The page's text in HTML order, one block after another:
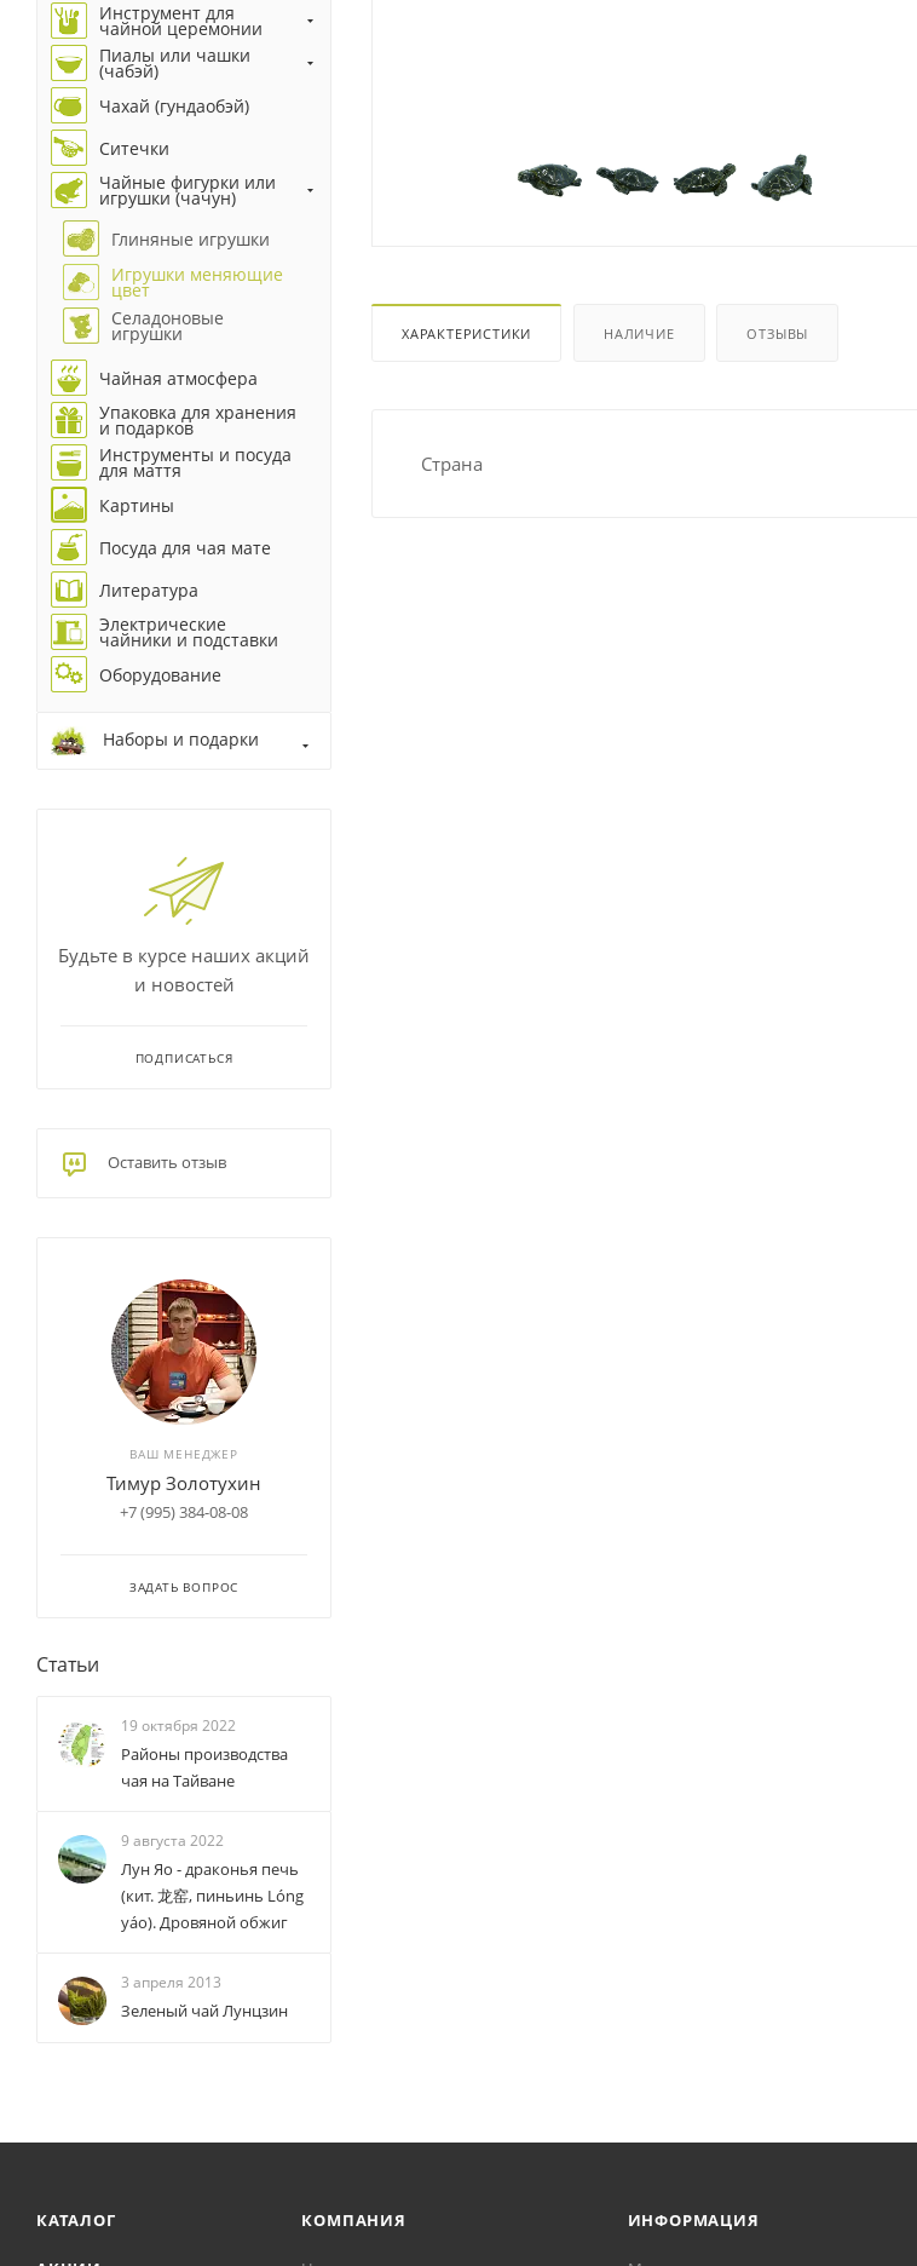
ХАРАКТЕРИСТИКИ НАЛИЧИЕ ОТЗЫВЫ
Страна
Инструмент для
чайной церемонии
Пиалы или чашки
(чабэй)
Чахай (гундаобэй)
Ситечки
Чайные фигурки или
игрушки (чачун)
Глиняные игрушки
Игрушки меняющие
цвет
Селадоновые
игрушки
Чайная атмосфера
Упаковка для хранения
и подарков
Инструменты и посуда
для маття
Картины
Посуда для чая мате
Литература
Электрические
чайники и подставки
Оборудование
Наборы и подарки
Будьте в курсе наших акций
и новостей
ПОДПИСАТЬСЯ
Оставить отзыв
ВАШ МЕНЕДЖЕР
Тимур Золотухин
+7 (995) 384-08-08
ЗАДАТЬ ВОПРОС
Статьи
19 октября 2022
Районы производства
чая на Тайване
9 августа 2022
Лун Яо - драконья печь
(кит. 龙窑, пиньинь Lóng
yáo). Дровяной обжиг
3 апреля 2013
Зеленый чай Лунцзин
КАТАЛОГ КОМПАНИЯ ИНФОРМАЦИЯ